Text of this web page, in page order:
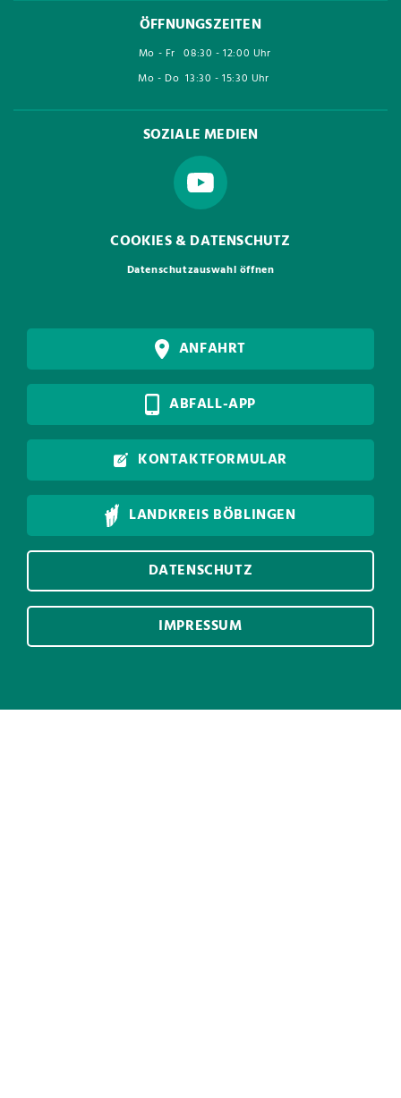
ÖFFNUNGSZEITEN
Mo - Fr 08:30 - 12:00 Uhr
Mo - Do 13:30 - 15:30 Uhr
SOZIALE MEDIEN
COOKIES & DATENSCHUTZ
Datenschutzauswahl öffnen
ANFAHRT
ABFALL-APP
KONTAKTFORMULAR
LANDKREIS BÖBLINGEN
DATENSCHUTZ
IMPRESSUM